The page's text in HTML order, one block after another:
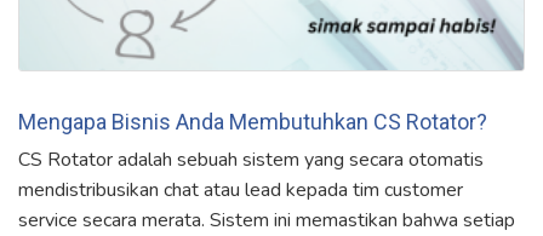
Mengapa Bisnis Anda Membutuhkan CS Rotator?
CS Rotator adalah sebuah sistem yang secara otomatis
mendistribusikan chat atau lead kepada tim customer
service secara merata. Sistem ini memastikan bahwa setiap